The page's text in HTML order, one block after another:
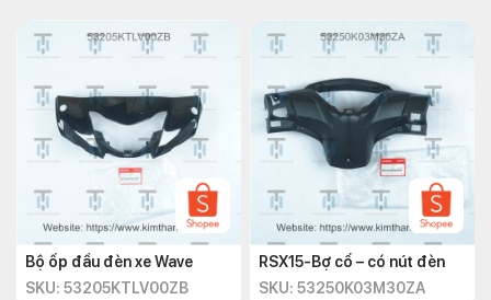
Bộ ốp đầu đèn xe Wave
SKU: 53205KTLV00ZB
RSX15-Bợ cổ – có nút đèn
SKU: 53250K03M30ZA